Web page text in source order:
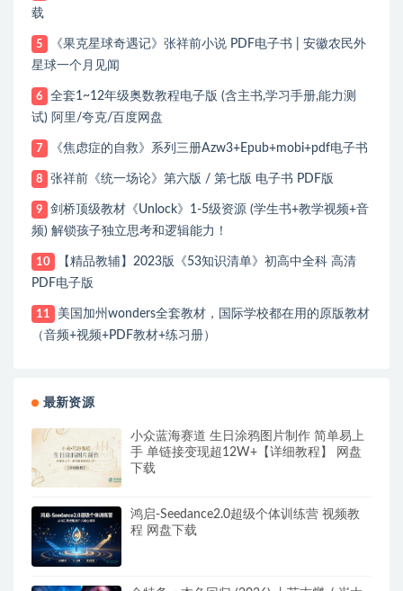
载
5
《果克星球奇遇记》张祥前小说 PDF电子书 | 安徽农民外
星球一个月见闻
6
全套1~12年级奥数教程电子版 (含主书,学习手册,能力测
试) 阿里/夸克/百度网盘
7 《焦虑症的自救》系列三册Azw3+Epub+mobi+pdf电子书
8 张祥前《统一场论》第六版 / 第七版 电子书 PDF版
9
剑桥顶级教材《Unlock》1-5级资源 (学生书+教学视频+音
频) 解锁孩子独立思考和逻辑能力！
10
【精品教辅】2023版《53知识清单》初高中全科 高清
PDF电子版
11
美国加州wonders全套教材，国际学校都在用的原版教材
（音频+视频+PDF教材+练习册）
最新资源
小众蓝海赛道 生日涂鸦图片制作 简单易上
手 单链接变现超12W+【详细教程】 网盘
下载
鸿启-Seedance2.0超级个体训练营 视频教
程 网盘下载